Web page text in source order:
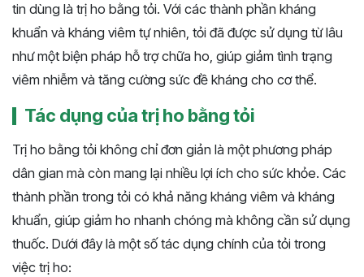
tin dùng là trị ho bằng tỏi. Với các thành phần kháng
khuẩn và kháng viêm tự nhiên, tỏi đã được sử dụng từ lâu
như một biện pháp hỗ trợ chữa ho, giúp giảm tình trạng
viêm nhiễm và tăng cường sức đề kháng cho cơ thể.
Tác dụng của trị ho bằng tỏi
Trị ho bằng tỏi không chỉ đơn giản là một phương pháp
dân gian mà còn mang lại nhiều lợi ích cho sức khỏe. Các
thành phần trong tỏi có khả năng kháng viêm và kháng
khuẩn, giúp giảm ho nhanh chóng mà không cần sử dụng
thuốc. Dưới đây là một số tác dụng chính của tỏi trong
việc trị ho: